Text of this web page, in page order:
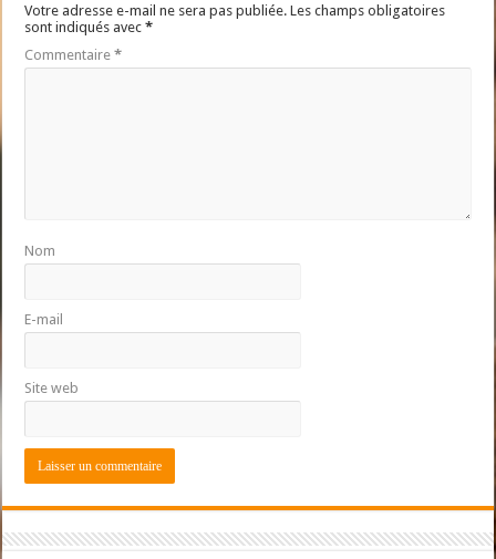
Votre adresse e-mail ne sera pas publiée. Les champs obligatoires
sont indiqués avec*
Commentaire*
Nom
E-mail
Site web